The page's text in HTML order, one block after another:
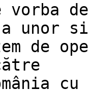
de
unor
de